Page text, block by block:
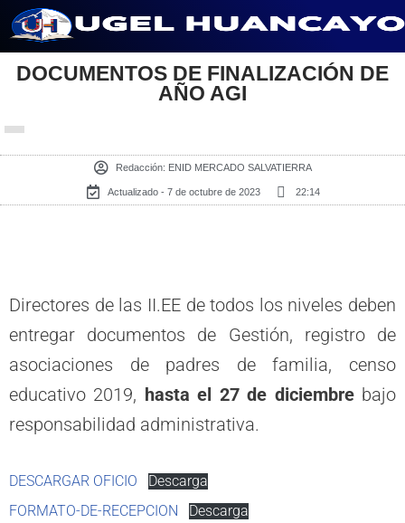
al
DOCUMENTOS DE FINALIZACIÓN DE
AÑO AGI
Redacción: ENID MERCADO SALVATIERRA
Actualizado - 7 de octubre de 2023 22:14
Directores de las II.EE de todos los niveles deben
entregar documentos de Gestión, registro de
asociaciones de padres de familia, censo
educativo 2019, hasta el 27 de diciembrebajo
responsabilidad administrativa.
DESCARGAR OFICIO
Descarga
FORMATO-DE-RECEPCION
Descarga